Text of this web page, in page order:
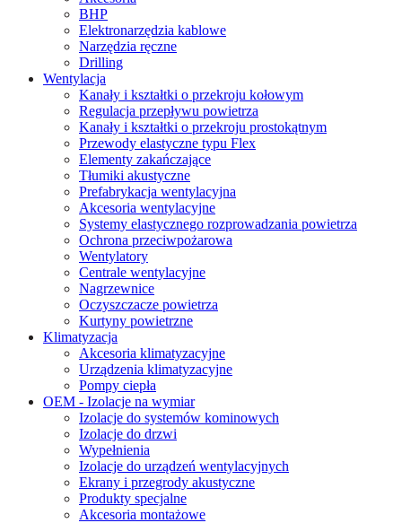
BHP
Elektronarzędzia kablowe
Narzędzia ręczne
Drilling
Wentylacja
Kanały i kształtki o przekroju kołowym
Regulacja przepływu powietrza
Kanały i kształtki o przekroju prostokątnym
Przewody elastyczne typu Flex
Elementy zakańczające
Tłumiki akustyczne
Prefabrykacja wentylacyjna
Akcesoria wentylacyjne
Systemy elastycznego rozprowadzania powietrza
Ochrona przeciwpożarowa
Wentylatory
Centrale wentylacyjne
Nagrzewnice
Oczyszczacze powietrza
Kurtyny powietrzne
Klimatyzacja
Akcesoria klimatyzacyjne
Urządzenia klimatyzacyjne
Pompy ciepła
OEM - Izolacje na wymiar
Izolacje do systemów kominowych
Izolacje do drzwi
Wypełnienia
Izolacje do urządzeń wentylacyjnych
Ekrany i przegrody akustyczne
Produkty specjalne
Akcesoria montażowe